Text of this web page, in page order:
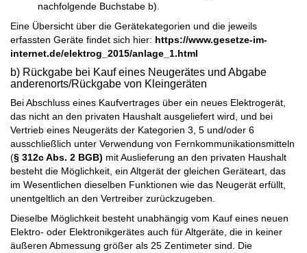
nachfolgende Buchstabe b).
Eine Übersicht über die Gerätekategorien und die jeweils
erfassten Geräte findet sich hier: https://www.gesetze-im-
internet.de/elektrog_2015/anlage_1.html
b) Rückgabe bei Kauf eines Neugerätes und Abgabe
anderenorts/Rückgabe von Kleingeräten
Bei Abschluss eines Kaufvertrages über ein neues Elektrogerät,
das nicht an den privaten Haushalt ausgeliefert wird, und bei
Vertrieb eines Neugeräts der Kategorien 3, 5 und/oder 6
ausschließlich unter Verwendung von Fernkommunikationsmitteln
(§ 312c Abs. 2 BGB) mit Auslieferung an den privaten Haushalt
besteht die Möglichkeit, ein Altgerät der gleichen Geräteart, das
im Wesentlichen dieselben Funktionen wie das Neugerät erfüllt,
unentgeltlich an den Vertreiber zurückzugeben.
Dieselbe Möglichkeit besteht unabhängig vom Kauf eines neuen
Elektro- oder Elektronikgerätes auch für Altgeräte, die in keiner
äußeren Abmessung größer als 25 Zentimeter sind. Die